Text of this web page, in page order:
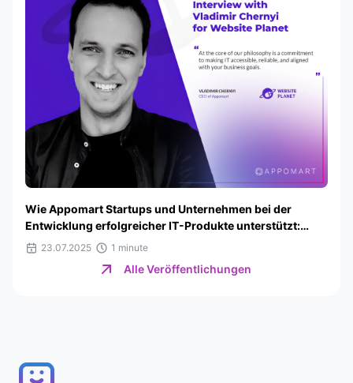
Wie Appomart Startups und Unternehmen bei der
Entwicklung erfolgreicher IT-Produkte unterstützt:
Interview für Website Planet
23.07.2025 1 minute
Alle Veröffentlichungen